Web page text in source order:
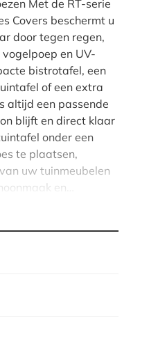
Met de RT-serie
Covers beschermt u
door tegen regen,
en UV-
bistrotafel, een
of een extra
altijd een passende
blijft en direct klaar
onder een
te plaatsen,
uw tuinmeubelen
en…